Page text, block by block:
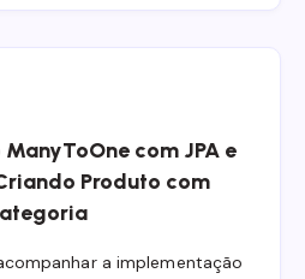
com JPA e
Produto com
a implementação